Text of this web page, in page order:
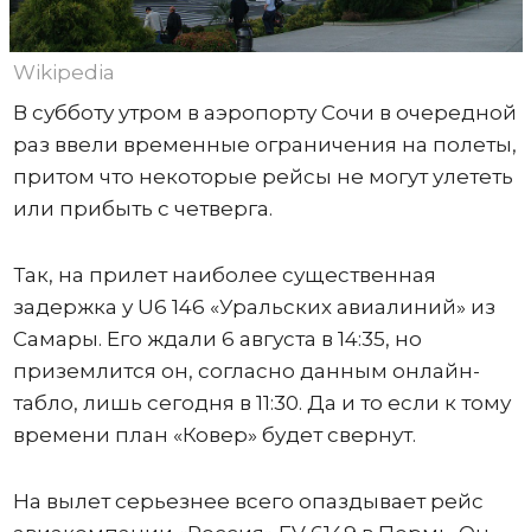
Wikipedia
В субботу утром в аэропорту Сочи в очередной
раз ввели временные ограничения на полеты,
притом что некоторые рейсы не могут улететь
или прибыть с четверга.
Так, на прилет наиболее существенная
задержка у U6 146 «Уральских авиалиний» из
Самары. Его ждали 6 августа в 14:35, но
приземлится он, согласно данным онлайн-
табло, лишь сегодня в 11:30. Да и то если к тому
времени план «Ковер» будет свернут.
На вылет серьезнее всего опаздывает рейс